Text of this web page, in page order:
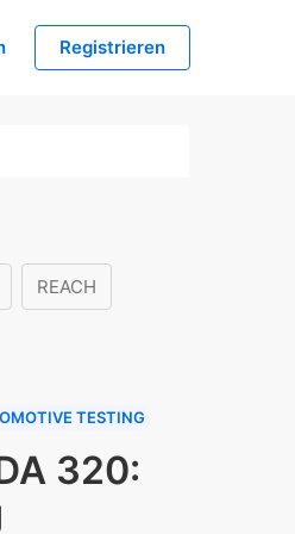
Registrieren
REACH
TESTING
320: